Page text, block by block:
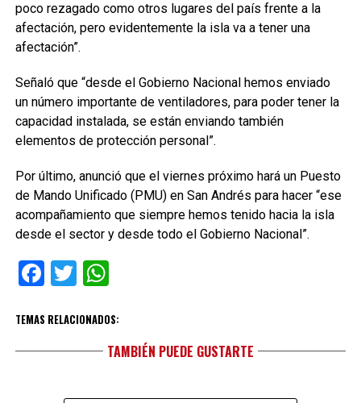
poco rezagado como otros lugares del país frente a la
afectación, pero evidentemente la isla va a tener una
afectación”.
Señaló que “desde el Gobierno Nacional hemos enviado
un número importante de ventiladores, para poder tener la
capacidad instalada, se están enviando también
elementos de protección personal”.
Por último, anunció que el viernes próximo hará un Puesto
de Mando Unificado (PMU) en San Andrés para hacer “ese
acompañamiento que siempre hemos tenido hacia la isla
desde el sector y desde todo el Gobierno Nacional”.
Facebook
TwitterWhatsApp
TEMAS RELACIONADOS:
TAMBIÉN PUEDE GUSTARTE